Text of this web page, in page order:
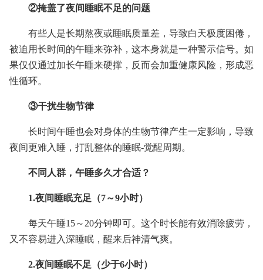
②掩盖了夜间睡眠不足的问题
有些人是长期熬夜或睡眠质量差，导致白天极度困倦，
被迫用长时间的午睡来弥补，这本身就是一种警示信号。如
果仅仅通过加长午睡来硬撑，反而会加重健康风险，形成恶
性循环。
③干扰生物节律
长时间午睡也会对身体的生物节律产生一定影响，导致
夜间更难入睡，打乱整体的睡眠-觉醒周期。
不同人群，午睡多久才合适？
1.夜间睡眠充足（7～9小时）
每天午睡15～20分钟即可。这个时长能有效消除疲劳，
又不容易进入深睡眠，醒来后神清气爽。
2.夜间睡眠不足（少于6小时）